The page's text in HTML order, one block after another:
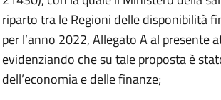
riparto tra le Regioni delle disponibilità
per l’anno 2022, Allegato A al
evidenziando che su tale proposta è
dell’economia e delle finanze;